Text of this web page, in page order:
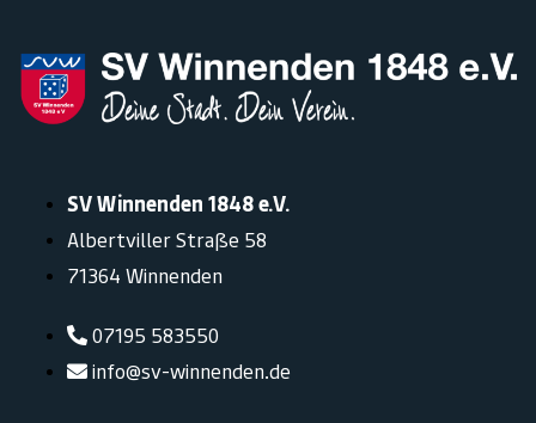
SV Winnenden 1848 e.V.
Albertviller Straße 58
71364 Winnenden
07195 583550
info@sv-winnenden.de